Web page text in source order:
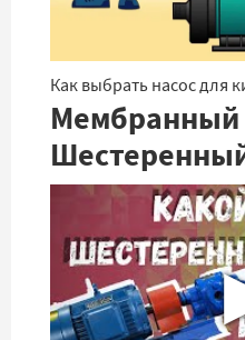
Как выбрать насос для
Мембранный